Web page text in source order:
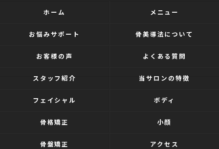
ホーム メニュー
お悩みサポート 骨美導法について
お客様の声 よくある質問
スタッフ紹介 当サロンの特徴
フェイシャル ボディ
骨格矯正 小顔
骨盤矯正 アクセス